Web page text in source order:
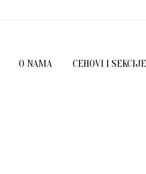
O NAMA CEHOVI I SEKCIJE